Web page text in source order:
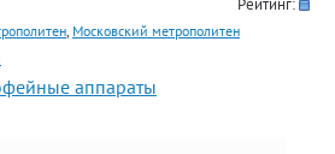
, Московский метрополитен
аппараты